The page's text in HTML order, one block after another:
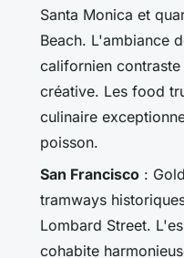
Santa Monica et
Beach. L'ambiance
californien
créative. Les food
culinaire
poisson.
San Francisco :
tramways
Lombard Street.
cohabite